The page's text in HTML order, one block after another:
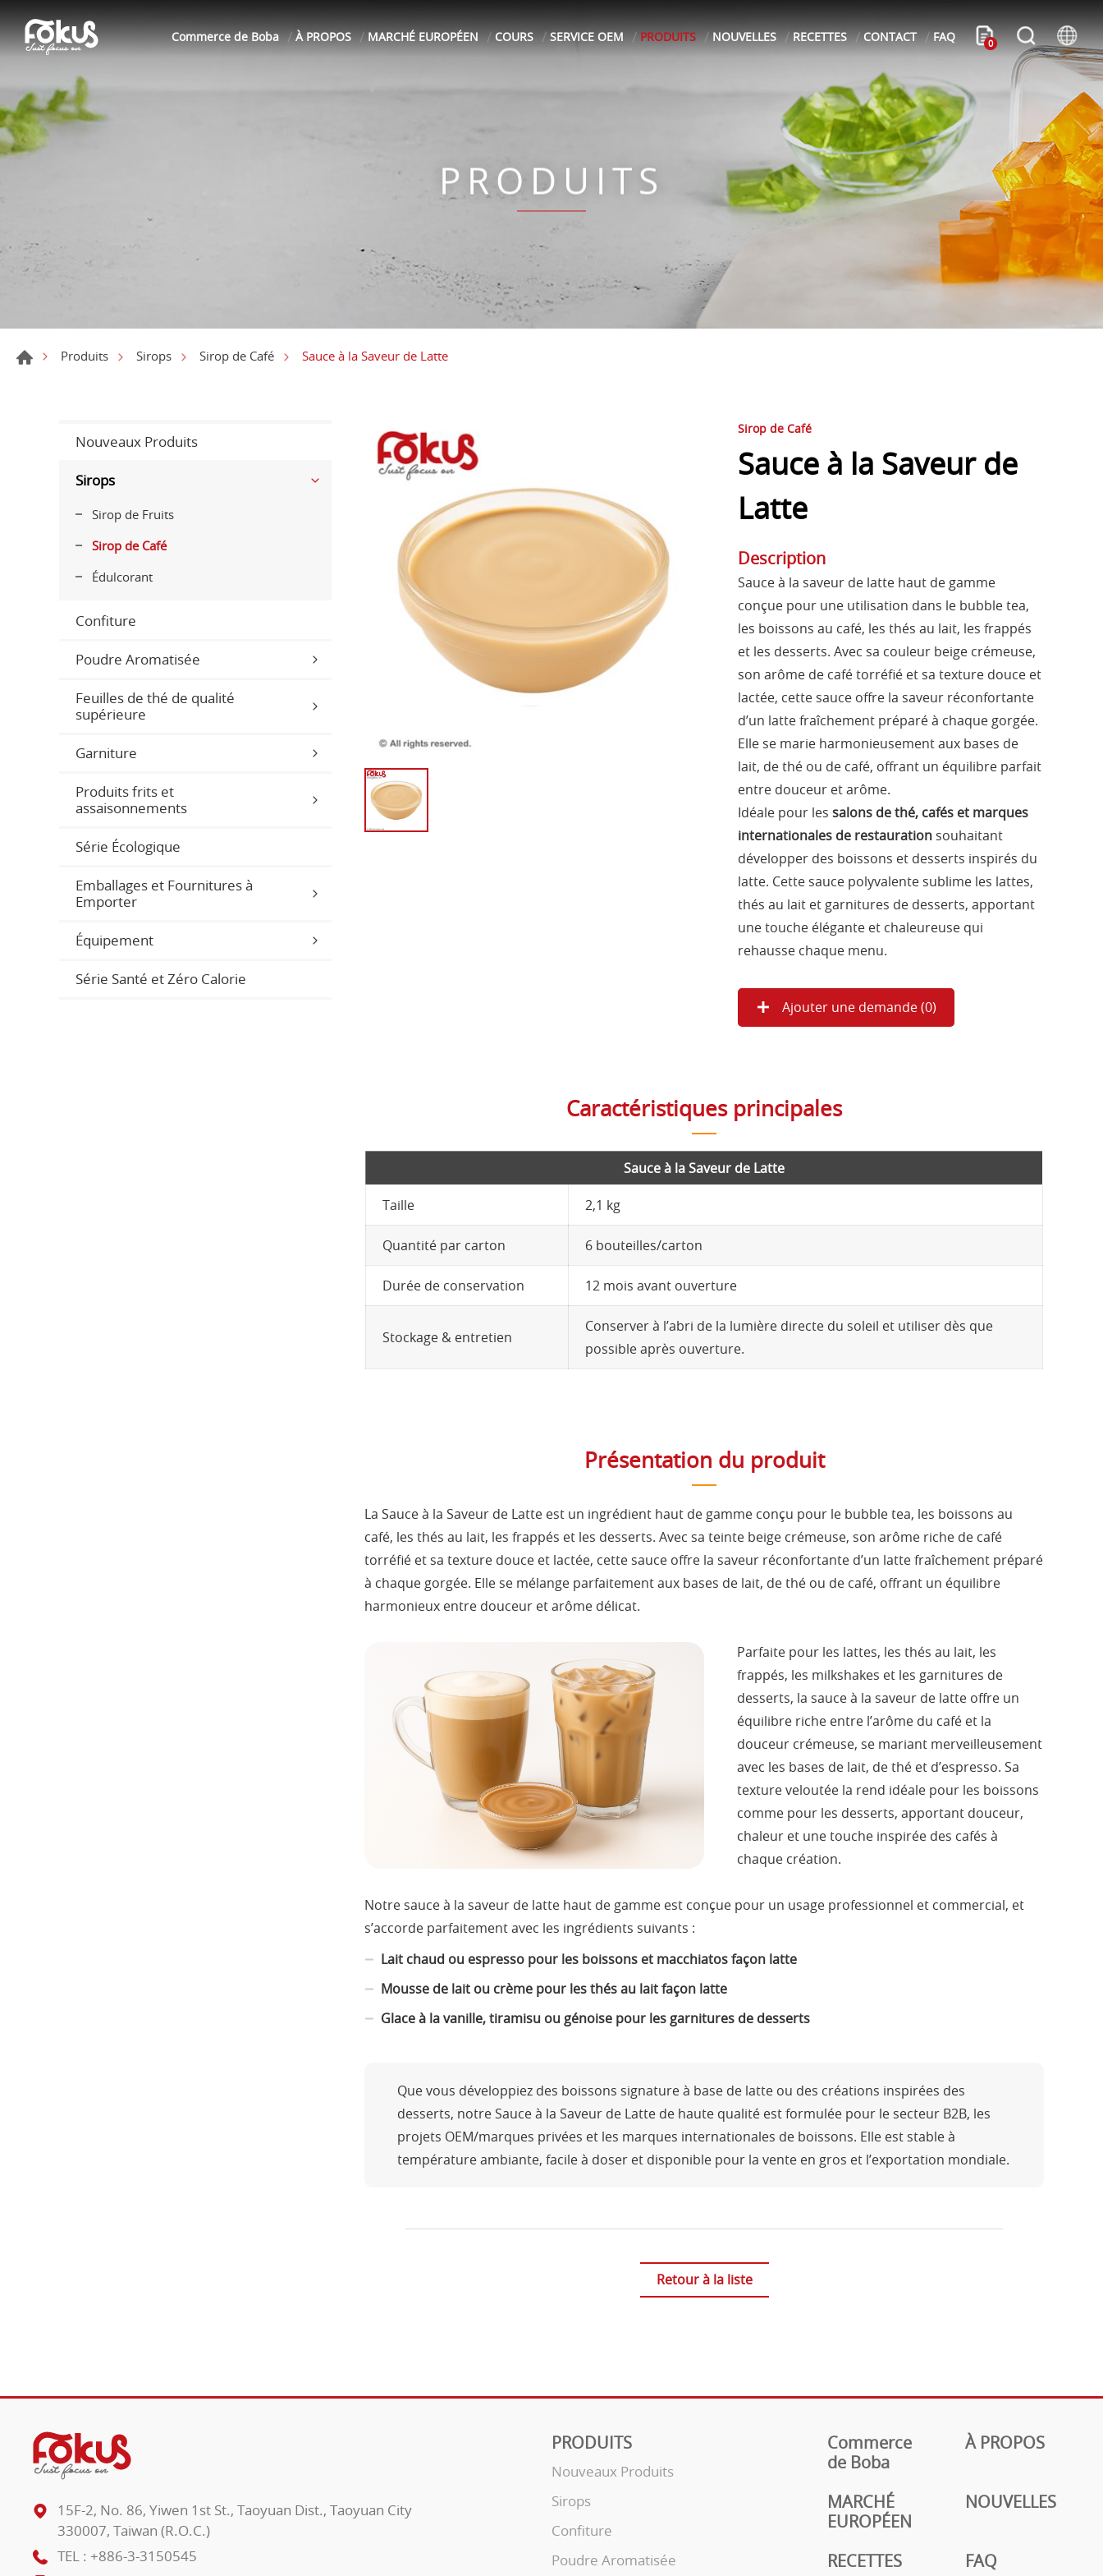
Commerce de Boba À PROPOS MARCHÉ EUROPÉEN COURS SERVICE OEM PRODUITS NOUVELLES RECETTES CONTACT FAQ 0
PRODUITS
Produits Sirops Sirop de Café Sauce à la Saveur de Latte
Nouveaux Produits
Sirops
Sirop de Fruits
Sirop de Café
Édulcorant
Confiture
Poudre Aromatisée
Feuilles de thé de qualité
supérieure
Garniture
Produits frits et
assaisonnements
Série Écologique
Emballages et Fournitures à
Emporter
Équipement
Série Santé et Zéro Calorie
Sirop de Café
Sauce à la Saveur de
Latte
Description
Sauce à la saveur de latte haut de gamme
conçue pour une utilisation dans le bubble tea,
les boissons au café, les thés au lait, les frappés
et les desserts. Avec sa couleur beige crémeuse,
son arôme de café torréfié et sa texture douce et
lactée, cette sauce offre la saveur réconfortante
d’un latte fraîchement préparé à chaque gorgée.
Elle se marie harmonieusement aux bases de
lait, de thé ou de café, offrant un équilibre parfait
entre douceur et arôme.
Idéale pour lessalons de thé, cafés et marques
internationales de restauration souhaitant
développer des boissons et desserts inspirés du
latte. Cette sauce polyvalente sublime les lattes,
thés au lait et garnitures de desserts, apportant
une touche élégante et chaleureuse qui
rehausse chaque menu.
Ajouter une demande (0)
Caractéristiques principales
Sauce à la Saveur de Latte
Taille 2,1 kg
Quantité par carton 6 bouteilles/carton
Durée de conservation 12 mois avant ouverture
Stockage & entretien
Conserver à l’abri de la lumière directe du soleil et utiliser dès que
possible après ouverture.
Présentation du produit
La Sauce à la Saveur de Latte est un ingrédient haut de gamme conçu pour le bubble tea, les boissons au
café, les thés au lait, les frappés et les desserts. Avec sa teinte beige crémeuse, son arôme riche de café
torréfié et sa texture douce et lactée, cette sauce offre la saveur réconfortante d’un latte fraîchement préparé
à chaque gorgée. Elle se mélange parfaitement aux bases de lait, de thé ou de café, offrant un équilibre
harmonieux entre douceur et arôme délicat.
Parfaite pour les lattes, les thés au lait, les
frappés, les milkshakes et les garnitures de
desserts, la sauce à la saveur de latte offre un
équilibre riche entre l’arôme du café et la
douceur crémeuse, se mariant merveilleusement
avec les bases de lait, de thé et d’espresso. Sa
texture veloutée la rend idéale pour les boissons
comme pour les desserts, apportant douceur,
chaleur et une touche inspirée des cafés à
chaque création.
Notre sauce à la saveur de latte haut de gamme est conçue pour un usage professionnel et commercial, et
s’accorde parfaitement avec les ingrédients suivants :
Lait chaud ou espresso pour les boissons et macchiatos façon latte
Mousse de lait ou crème pour les thés au lait façon latte
Glace à la vanille, tiramisu ou génoise pour les garnitures de desserts
Que vous développiez des boissons signature à base de latte ou des créations inspirées des
desserts, notre Sauce à la Saveur de Latte de haute qualité est formulée pour le secteur B2B, les
projets OEM/marques privées et les marques internationales de boissons. Elle est stable à
température ambiante, facile à doser et disponible pour la vente en gros et l’exportation mondiale.
Retour à la liste
PRODUITS
Nouveaux Produits
Sirops
Confiture
Poudre Aromatisée
Commerce
de Boba
À PROPOS
MARCHÉ
EUROPÉEN
NOUVELLES
RECETTES FAQ
15F-2, No. 86, Yiwen 1st St., Taoyuan Dist., Taoyuan City
330007, Taiwan (R.O.C.)
TEL : +886-3-3150545